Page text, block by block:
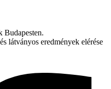
Budapesten.
látványos eredmények elérése